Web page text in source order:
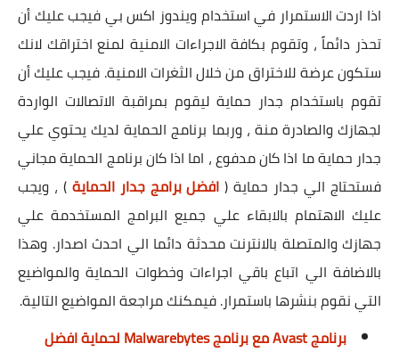
اذا اردت الاستمرار في استخدام ويندوز اكس بي فيجب عليك أن
تحذر دائماً ، وتقوم بكافة الاجراءات الامنية لمنع اختراقك لانك
ستكون عرضة للاختراق من خلال الثغرات الامنية. فيجب عليك أن
تقوم باستخدام جدار حماية ليقوم بمراقبة الاتصالات الواردة
لجهازك والصادرة منة ، وربما برنامج الحماية لديك يحتوي علي
جدار حماية ما اذا كان مدفوع ، اما اذا كان برنامج الحماية مجاني
فستحتاج الي جدار حماية ( افضل برامج جدار الحماية ) ، ويجب
عليك الاهتمام بالابقاء علي جميع البرامج المستخدمة علي
جهازك والمتصلة بالانترنت محدثة دائما الي احدث اصدار. وهذا
بالاضافة الي اتباع باقي اجراءات وخطوات الحماية والمواضيع
التي نقوم بنشرها باستمرار. فيمكنك مراجعة المواضيع التالية.
برنامج Avast مع برنامج Malwarebytes لحماية افضل